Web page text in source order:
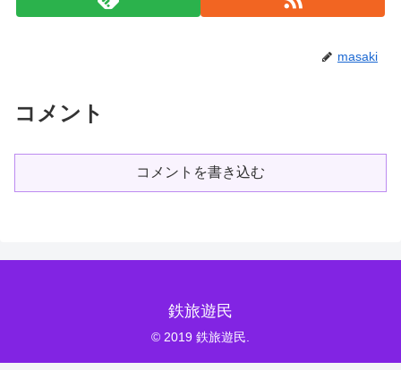
masaki
コメント
コメントを書き込む
鉄旅遊民
© 2019 鉄旅遊民.